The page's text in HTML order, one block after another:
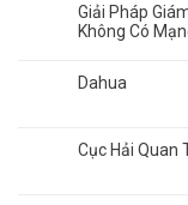
Giải Pháp
Không Có
Dahua
Cục Hải Quan